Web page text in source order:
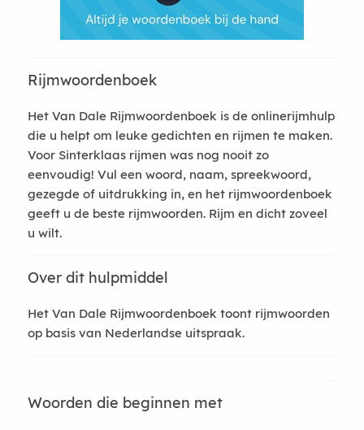
Rijmwoordenboek
Het Van Dale Rijmwoordenboek is de onlinerijmhulp
die u helpt om leuke gedichten en rijmen te maken.
Voor Sinterklaas rijmen was nog nooit zo
eenvoudig! Vul een woord, naam, spreekwoord,
gezegde of uitdrukking in, en het rijmwoordenboek
geeft u de beste rijmwoorden. Rijm en dicht zoveel
u wilt.
Over dit hulpmiddel
Het Van Dale Rijmwoordenboek toont rijmwoorden
op basis van Nederlandse uitspraak.
Woorden die beginnen met